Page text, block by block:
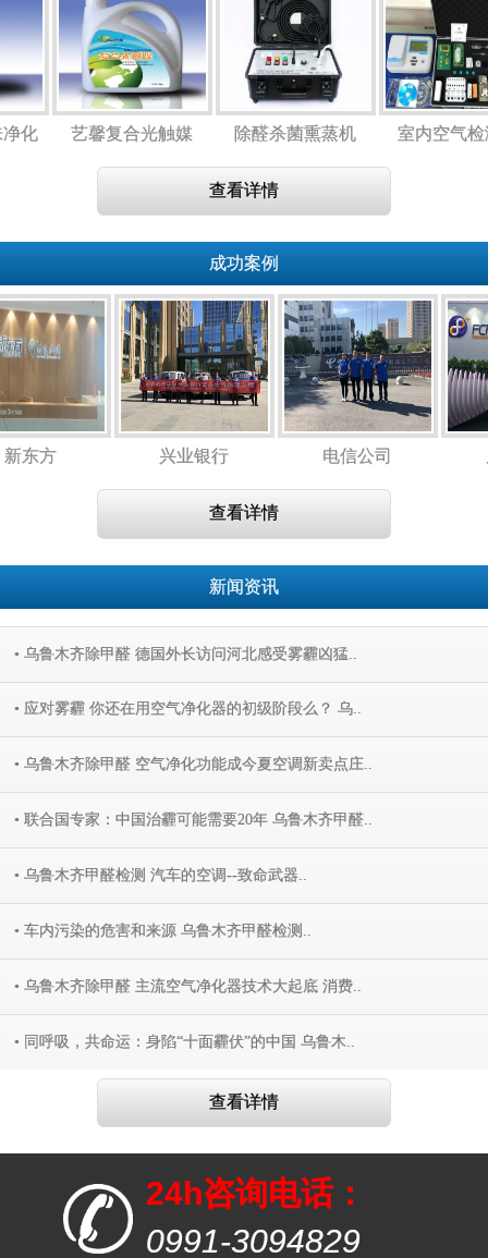
净化
艺馨复合光触媒 除醛杀菌熏蒸机 室内空气
查看详情
成功案例
东方 兴业银行 电信公司
查看详情
新闻资讯
• 乌鲁木齐除甲醛 德国外长访问河北感受雾霾凶猛..
• 应对雾霾 你还在用空气净化器的初级阶段么？ 乌..
• 乌鲁木齐除甲醛 空气净化功能成今夏空调新卖点庄..
• 联合国专家：中国治霾可能需要20年 乌鲁木齐甲醛..
• 乌鲁木齐甲醛检测 汽车的空调--致命武器..
• 车内污染的危害和来源 乌鲁木齐甲醛检测..
• 乌鲁木齐除甲醛 主流空气净化器技术大起底 消费..
• 同呼吸，共命运：身陷“十面霾伏”的中国 乌鲁木..
查看详情
24h咨询电话：
0991-3094829